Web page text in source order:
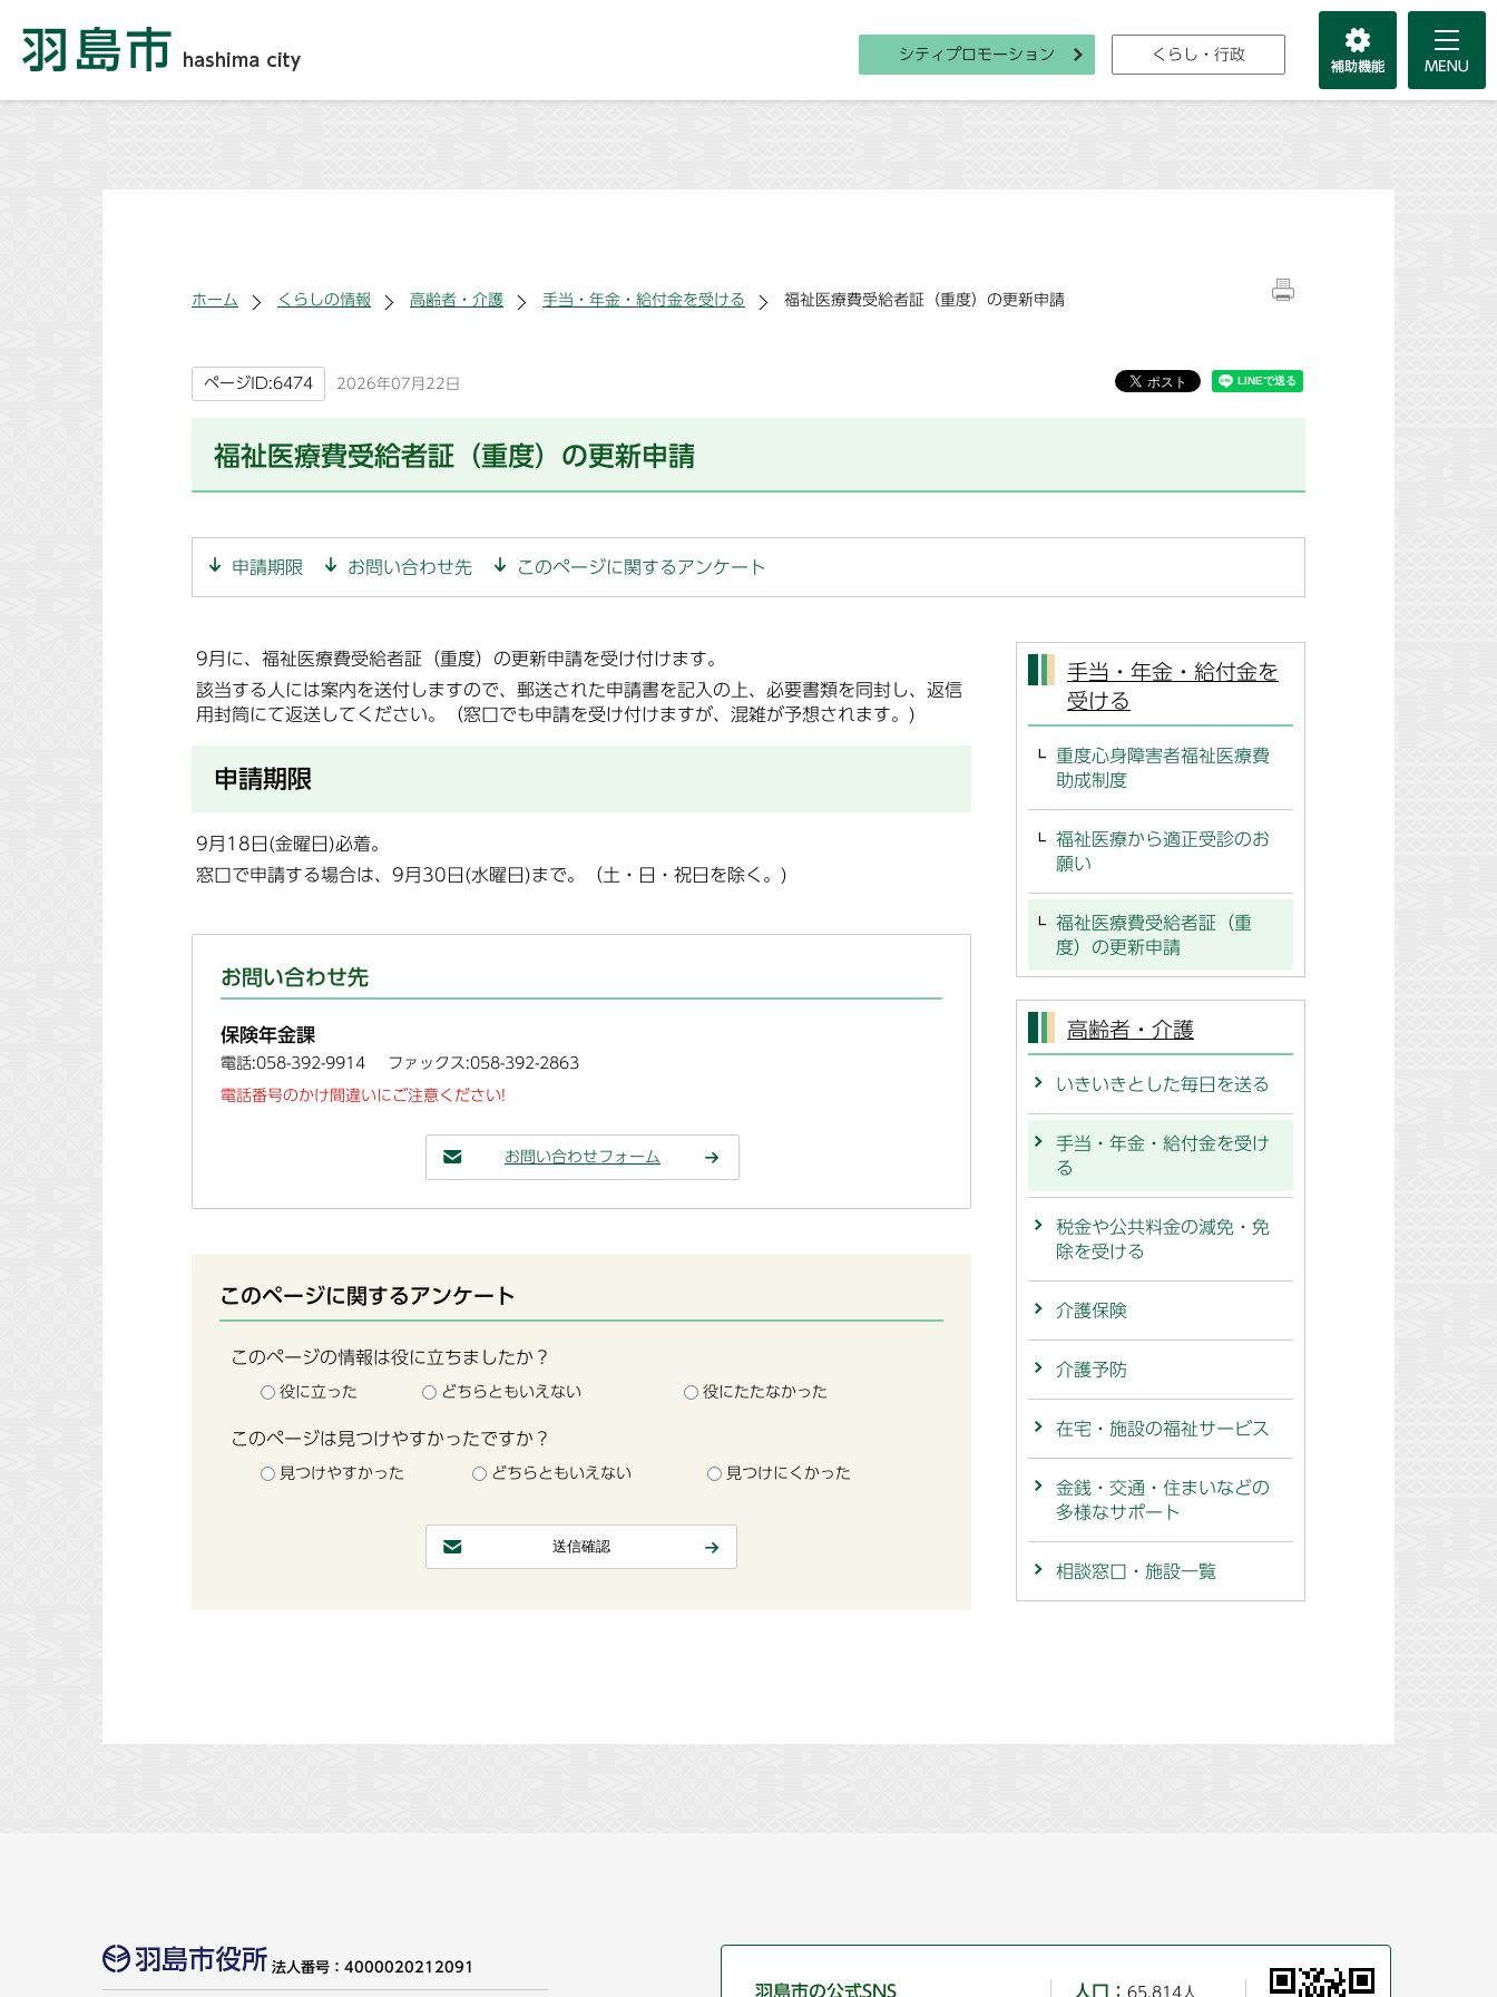
シティプロモーション くらし・行政
ホーム くらしの情報 高齢者・介護 手当・年金・給付金を受ける 福祉医療費受給者証（重度）の更新申請
ページID:6474 2026年07月22日
福祉医療費受給者証（重度）の更新申請
申請期限 お問い合わせ先 このページに関するアンケート
9月に、福祉医療費受給者証（重度）の更新申請を受け付けます。
該当する人には案内を送付しますので、郵送された申請書を記入の上、必要書類を同封し、返信
用封筒にて返送してください。（窓口でも申請を受け付けますが、混雑が予想されます。)
申請期限
9月18日(金曜日)必着。
窓口で申請する場合は、9月30日(水曜日)まで。（土・日・祝日を除く。)
お問い合わせ先
保険年金課
電話:058-392-9914 ファックス:058-392-2863
電話番号のかけ間違いにご注意ください!
お問い合わせフォーム
このページに関するアンケート
このページの情報は役に立ちましたか？
役に立った どちらともいえない 役にたたなかった
このページは見つけやすかったですか？
見つけやすかった どちらともいえない 見つけにくかった
手当・年金・給付金を
受ける
重度心身障害者福祉医療費
助成制度
福祉医療から適正受診のお
願い
福祉医療費受給者証（重
度）の更新申請
高齢者・介護
いきいきとした毎日を送る
手当・年金・給付金を受け
る
税金や公共料金の減免・免
除を受ける
介護保険
介護予防
在宅・施設の福祉サービス
金銭・交通・住まいなどの
多様なサポート
相談窓口・施設一覧
法人番号：4000020212091
羽島市の公式SNS 人口： 65,814人